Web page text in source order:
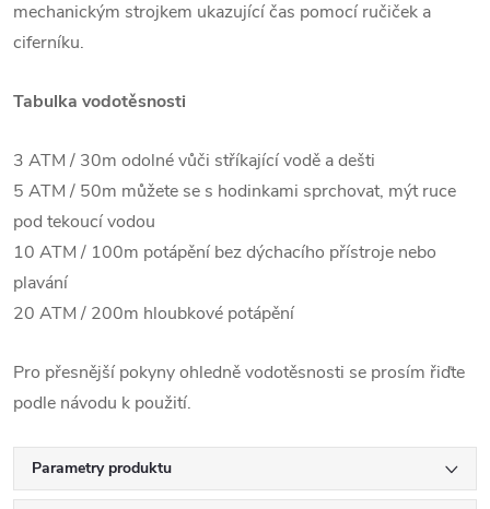
mechanickým strojkem ukazující čas pomocí ručiček a
ciferníku.
Tabulka vodotěsnosti
3 ATM / 30m odolné vůči stříkající vodě a dešti
5 ATM / 50m můžete se s hodinkami sprchovat, mýt ruce
pod tekoucí vodou
10 ATM / 100m potápění bez dýchacího přístroje nebo
plavání
20 ATM / 200m hloubkové potápění
Pro přesnější pokyny ohledně vodotěsnosti se prosím řiďte
podle návodu k použití.
Parametry produktu